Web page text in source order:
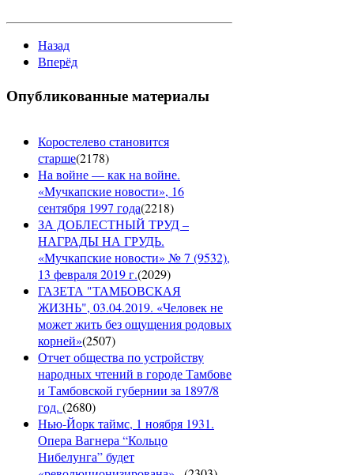
Назад
Вперёд
Опубликованные материалы
Коростелево становится
старше(2178)
На войне — как на войне.
«Мучкапские новости», 16
сентября 1997 года(2218)
ЗА ДОБЛЕСТНЫЙ ТРУД –
НАГРАДЫ НА ГРУДЬ.
«Мучкапские новости» № 7 (9532),
13 февраля 2019 г.(2029)
ГАЗЕТА "ТАМБОВСКАЯ
ЖИЗНЬ", 03.04.2019. «Человек не
может жить без ощущения родовых
корней»(2507)
Отчет общества по устройству
народных чтений в городе Тамбове
и Тамбовской губернии за 1897/8
год. (2680)
Нью-Йорк таймс, 1 ноября 1931.
Опера Вагнера “Кольцо
Нибелунга” будет